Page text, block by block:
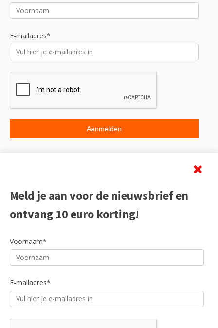
E-mailadres*
Meld je aan voor de nieuwsbrief en
ontvang 10 euro korting!
Voornaam*
E-mailadres*